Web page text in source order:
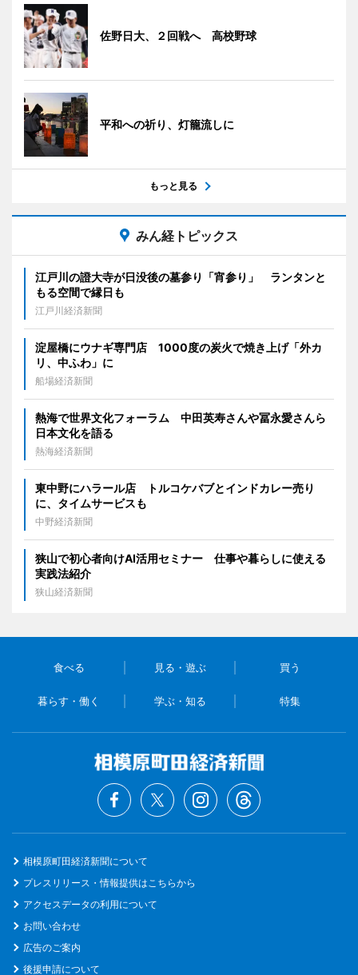
佐野日大、２回戦へ 高校野球
平和への祈り、灯籠流しに
もっと見る
みん経トピックス
江戸川の證大寺が日没後の墓参り「宵参り」 ランタンと
もる空間で縁日も
江戸川経済新聞
淀屋橋にウナギ専門店 1000度の炭火で焼き上げ「外カ
リ、中ふわ」に
船場経済新聞
熱海で世界文化フォーラム 中田英寿さんや冨永愛さんら
日本文化を語る
熱海経済新聞
東中野にハラール店 トルコケバブとインドカレー売り
に、タイムサービスも
中野経済新聞
狭山で初心者向けAI活用セミナー 仕事や暮らしに使える
実践法紹介
狭山経済新聞
食べる 見る・遊ぶ 買う
暮らす・働く 学ぶ・知る 特集
相模原町田経済新聞について
プレスリリース・情報提供はこちらから
アクセスデータの利用について
お問い合わせ
広告のご案内
後援申請について